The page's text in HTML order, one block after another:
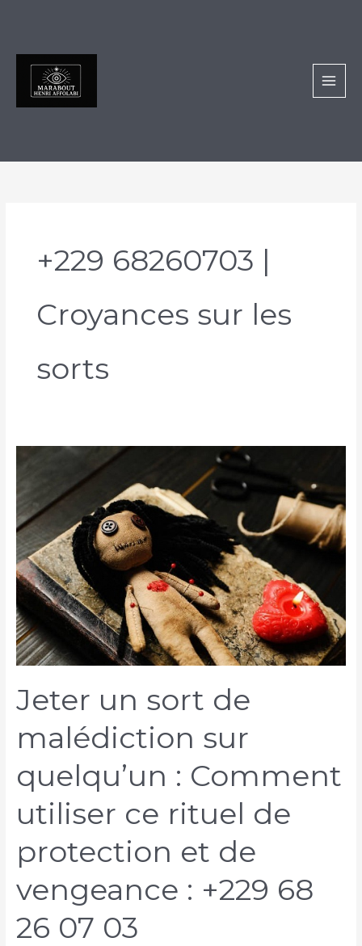
+229 68260703 |
Croyances sur les
sorts
Jeter un sort de
malédiction sur
quelqu’un : Comment
utiliser ce rituel de
protection et de
vengeance : +229 68
26 07 03